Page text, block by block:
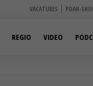
VACATURES POAH-
REGIO VIDEO